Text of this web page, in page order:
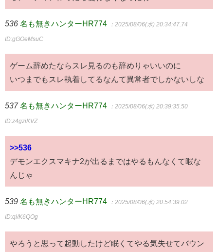
536 名も無きハンターHR774 ：2025/08/06(水) 20:34:47.74
ID:gGOeMsuC
ゲーム辞めたならスレ見るのも辞めりゃいいのに
いつまでもスレ執着してるなんて異常者でしかないしな
537 名も無きハンターHR774 ：2025/08/06(水) 20:39:35.50
ID:z4gziKVZ
>>536
デモンエクスマキナ2が出るまではやるもんなくて暇な
んじゃ
539 名も無きハンターHR774 ：2025/08/06(水) 20:54:39.02
ID:qi/K6QOg
やろうと思って起動したけど眠くてやる気失せてバウン